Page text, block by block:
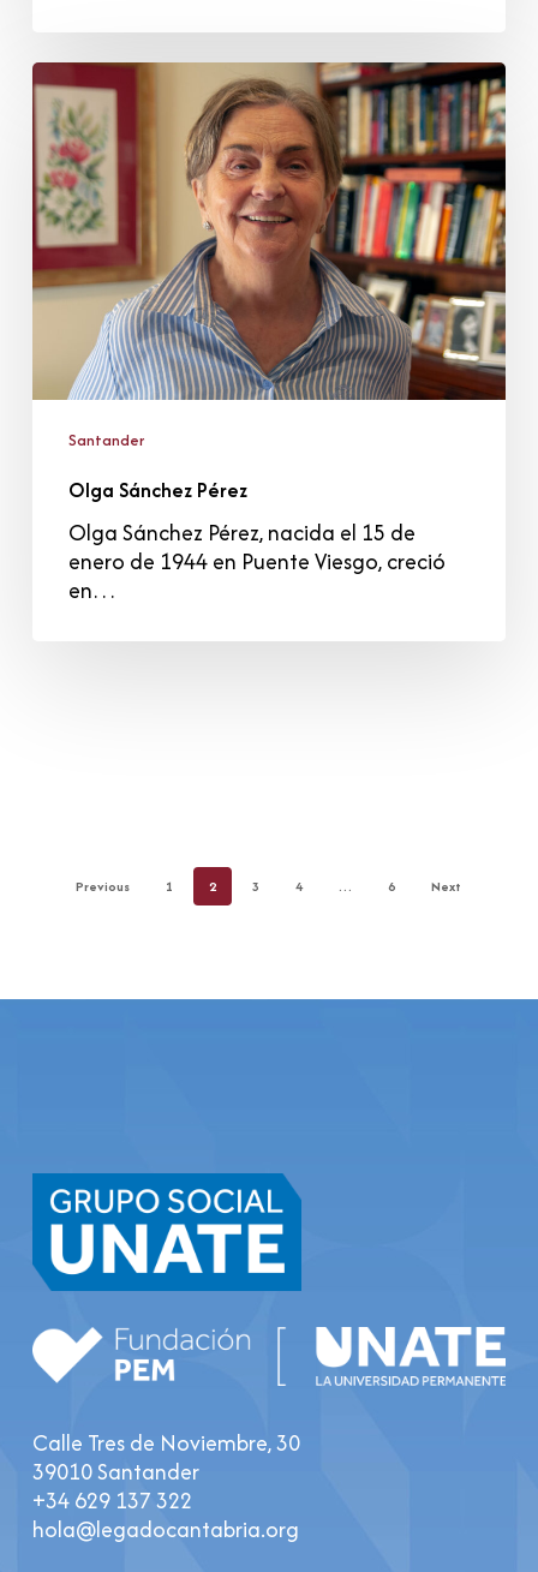
Olga
Sánchez
Pérez
Santander
Olga Sánchez Pérez
Olga Sánchez Pérez, nacida el 15 de
enero de 1944 en Puente Viesgo, creció
en…
Previous 1 2 3 4 … 6 Next
Calle Tres de Noviembre, 30
39010 Santander
+34 629 137 322
hola@legadocantabria.org